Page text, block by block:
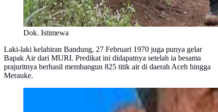
Dok. Istimewa
Laki-laki kelahiran Bandung, 27 Februari 1970 juga punya gelar
Bapak Air dari MURI. Predikat ini didapatnya setelah ia besama
prajuritnya berhasil membangun 825 titik air di daerah Aceh hingga
Merauke.